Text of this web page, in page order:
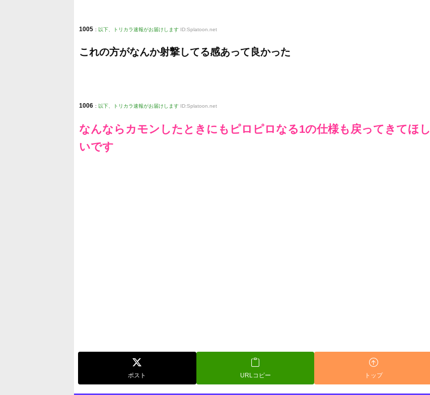
1005 : 以下、トリカラ速報がお届けします ID:Splatoon.net
これの方がなんか射撃してる感あって良かった
1006 : 以下、トリカラ速報がお届けします ID:Splatoon.net
なんならカモンしたときにもピロピロなる1の仕様も戻ってきてほし
いです
ポスト URLコピー トップ